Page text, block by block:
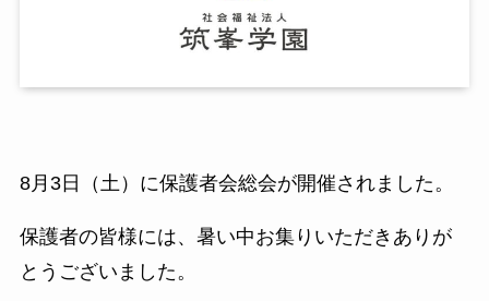
8月3日（土）に保護者会総会が開催されました。
保護者の皆様には、暑い中お集りいただきありが
とうございました。